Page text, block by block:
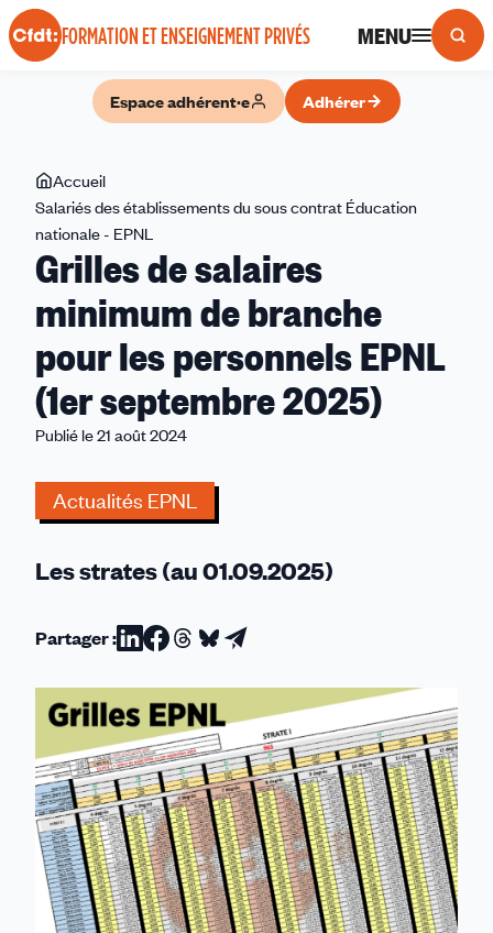
Panneau de gestion des cookies
FORMATION ET ENSEIGNEMENT PRIVÉS MENU
Espace adhérent·e Adhérer
Vous
êtes
ici
Accueil
Salariés des établissements du sous contrat Éducation
nationale - EPNL
Grilles
de
salaires
de
branche
pour
les
EPNL
(1er
2025)
Grilles de salaires
minimum de branche
pour les personnels EPNL
(1er septembre 2025)
Publié le 21 août 2024
Actualités EPNL
Les strates (au 01.09.2025)
Partager :Partager
sur
Linkedin
Partager
sur
Facebook
Partager
sur
Threads
Partager
sur
Bluesky
Partager
par
email